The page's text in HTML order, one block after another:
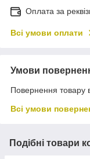
Оплата за
Всі умови оплати
Умови
Повернення товару
Всі умови
Подібні товари